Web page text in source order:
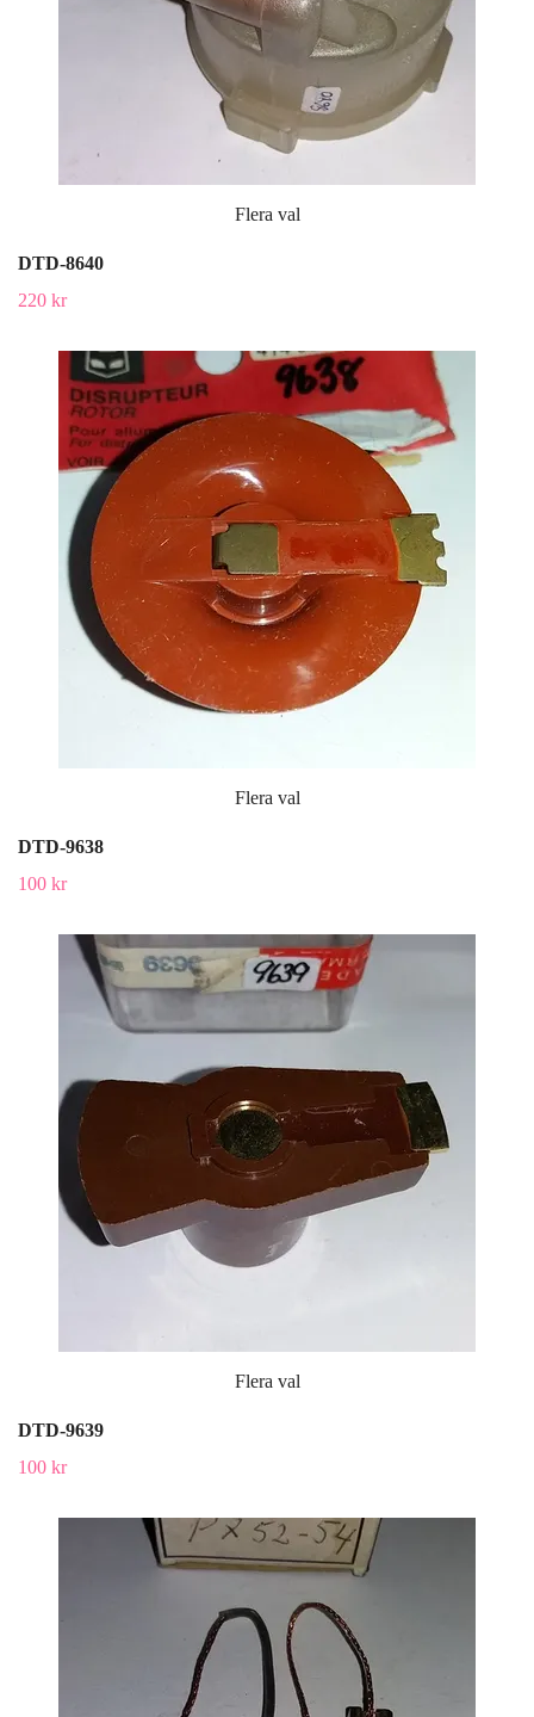
Flera val
DTD-8640
220 kr
Flera val
DTD-9638
100 kr
Flera val
DTD-9639
100 kr